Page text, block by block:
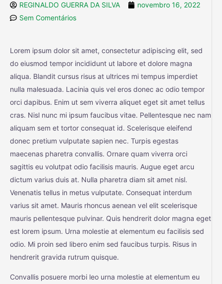
REGINALDO GUERRA DA SILVA
novembro 16, 2022
Sem Comentários
Lorem ipsum dolor sit amet, consectetur adipiscing elit, sed
do eiusmod tempor incididunt ut labore et dolore magna
aliqua. Blandit cursus risus at ultrices mi tempus imperdiet
nulla malesuada. Lacinia quis vel eros donec ac odio tempor
orci dapibus. Enim ut sem viverra aliquet eget sit amet tellus
cras. Nisl nunc mi ipsum faucibus vitae. Pellentesque nec nam
aliquam sem et tortor consequat id. Scelerisque eleifend
donec pretium vulputate sapien nec. Turpis egestas
maecenas pharetra convallis. Ornare quam viverra orci
sagittis eu volutpat odio facilisis mauris. Augue eget arcu
dictum varius duis at. Nulla pharetra diam sit amet nisl.
Venenatis tellus in metus vulputate. Consequat interdum
varius sit amet. Mauris rhoncus aenean vel elit scelerisque
mauris pellentesque pulvinar. Quis hendrerit dolor magna eget
est lorem ipsum. Urna molestie at elementum eu facilisis sed
odio. Mi proin sed libero enim sed faucibus turpis. Risus in
hendrerit gravida rutrum quisque.
Convallis posuere morbi leo urna molestie at elementum eu